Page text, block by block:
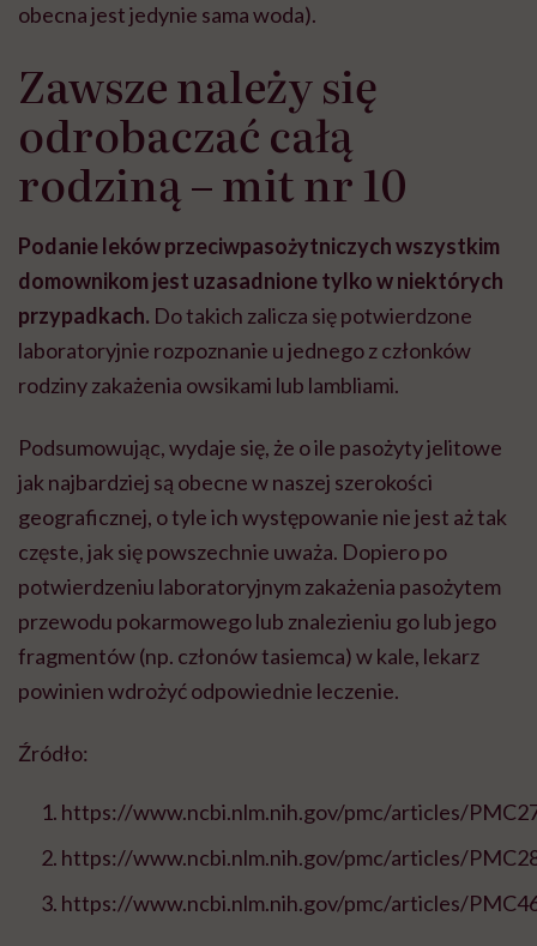
obecna jest jedynie sama woda).
Zawsze należy się
odrobaczać całą
rodziną – mit nr 10
Podanie leków przeciwpasożytniczych wszystkim
domownikom jest uzasadnione tylko w niektórych
przypadkach. Do takich zalicza się potwierdzone
laboratoryjnie rozpoznanie u jednego z członków
rodziny zakażenia owsikami lub lambliami.
Podsumowując, wydaje się, że o ile pasożyty jelitowe
jak najbardziej są obecne w naszej szerokości
geograficznej, o tyle ich występowanie nie jest aż tak
częste, jak się powszechnie uważa. Dopiero po
potwierdzeniu laboratoryjnym zakażenia pasożytem
przewodu pokarmowego lub znalezieniu go lub jego
fragmentów (np. członów tasiemca) w kale, lekarz
powinien wdrożyć odpowiednie leczenie.
Źródło:
https://www.ncbi.nlm.nih.gov/pmc/articles/
https://www.ncbi.nlm.nih.gov/pmc/articles/
https://www.ncbi.nlm.nih.gov/pmc/articles/